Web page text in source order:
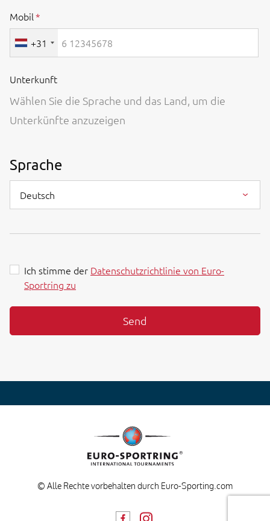
Mobil
+31
Unterkunft
Wählen Sie die Sprache und das Land, um die
Unterkünfte anzuzeigen
Sprache
Deutsch
Ich stimme der Datenschutzrichtlinie von Euro-
Sportring zu
Send
© Alle Rechte vorbehalten durch Euro-Sporting.com